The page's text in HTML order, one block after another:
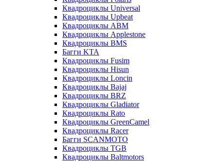
Квадроциклы Universal
Квадроциклы Upbeat
Квадроциклы ABM
Квадроциклы Applestone
Квадроциклы BMS
Багги KTA
Квадроциклы Fusim
Квадроциклы Hisun
Квадроциклы Loncin
Квадроциклы Bajaj
Квадроциклы BRZ
Квадроциклы Gladiator
Квадроциклы Rato
Квадроциклы GreenCamel
Квадроциклы Racer
Багги SCANMOTO
Квадроциклы TGB
Квадроциклы Baltmotors